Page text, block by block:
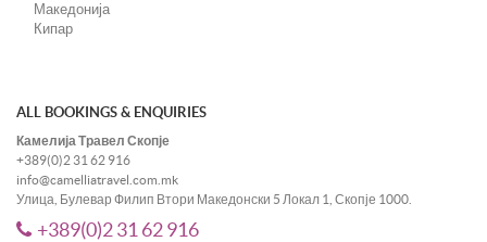
Македонија
Кипар
ALL BOOKINGS & ENQUIRIES
Камелија Травел Скопје
+389(0)2 31 62 916
info@camelliatravel.com.mk
Улица, Булевар Филип Втори Македонски 5 Локал 1, Скопје 1000.
+389(0)2 31 62 916